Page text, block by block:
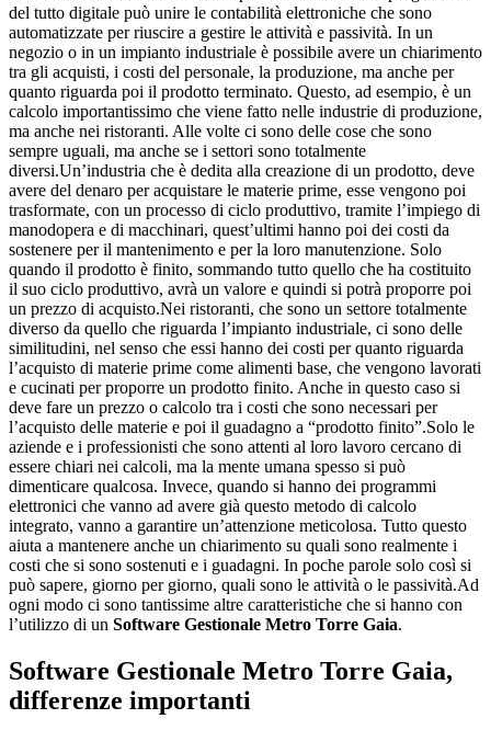
del tutto digitale può unire le contabilità elettroniche che sono
automatizzate per riuscire a gestire le attività e passività. In un
negozio o in un impianto industriale è possibile avere un chiarimento
tra gli acquisti, i costi del personale, la produzione, ma anche per
quanto riguarda poi il prodotto terminato. Questo, ad esempio, è un
calcolo importantissimo che viene fatto nelle industrie di produzione,
ma anche nei ristoranti. Alle volte ci sono delle cose che sono
sempre uguali, ma anche se i settori sono totalmente
diversi.Un’industria che è dedita alla creazione di un prodotto, deve
avere del denaro per acquistare le materie prime, esse vengono poi
trasformate, con un processo di ciclo produttivo, tramite l’impiego di
manodopera e di macchinari, quest’ultimi hanno poi dei costi da
sostenere per il mantenimento e per la loro manutenzione. Solo
quando il prodotto è finito, sommando tutto quello che ha costituito
il suo ciclo produttivo, avrà un valore e quindi si potrà proporre poi
un prezzo di acquisto.Nei ristoranti, che sono un settore totalmente
diverso da quello che riguarda l’impianto industriale, ci sono delle
similitudini, nel senso che essi hanno dei costi per quanto riguarda
l’acquisto di materie prime come alimenti base, che vengono lavorati
e cucinati per proporre un prodotto finito. Anche in questo caso si
deve fare un prezzo o calcolo tra i costi che sono necessari per
l’acquisto delle materie e poi il guadagno a “prodotto finito”.Solo le
aziende e i professionisti che sono attenti al loro lavoro cercano di
essere chiari nei calcoli, ma la mente umana spesso si può
dimenticare qualcosa. Invece, quando si hanno dei programmi
elettronici che vanno ad avere già questo metodo di calcolo
integrato, vanno a garantire un’attenzione meticolosa. Tutto questo
aiuta a mantenere anche un chiarimento su quali sono realmente i
costi che si sono sostenuti e i guadagni. In poche parole solo così si
può sapere, giorno per giorno, quali sono le attività o le passività.Ad
ogni modo ci sono tantissime altre caratteristiche che si hanno con
l’utilizzo di un Software Gestionale Metro Torre Gaia.
Software Gestionale Metro Torre Gaia,
differenze importanti